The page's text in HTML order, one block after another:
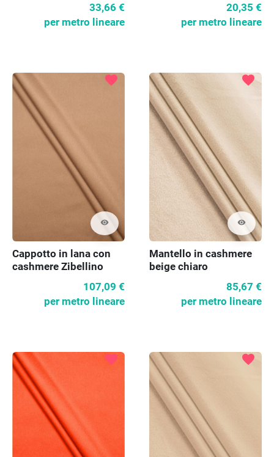
33,66 €
per metro lineare
20,35 €
per metro lineare
visibility
favorite
Cappotto in lana con
cashmere Zibellino
107,09 €
per metro lineare
visibility
favorite
Mantello in cashmere
beige chiaro
85,67 €
per metro lineare
favorite favorite